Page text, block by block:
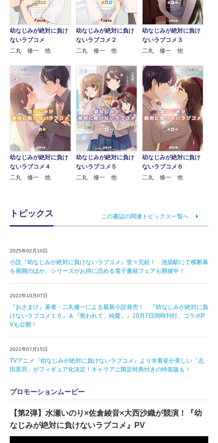
幼なじみが絶対に負け
ないラブコメ
二丸 修一 他
幼なじみが絶対に負け
ないラブコメ２
二丸 修一 他
幼なじみが絶対に負け
ないラブコメ３
二丸 修一 他
幼なじみが絶対に負け
ないラブコメ４
二丸 修一 他
幼なじみが絶対に負け
ないラブコメ５
二丸 修一 他
幼なじみが絶対に負け
ないラブコメ６
二丸 修一 他
トピックス この書誌の関連トピックス一覧へ
2025年02月10日
小説『幼なじみが絶対に負けないラブコメ』堂々完結！ 池袋駅にて横断幕
を展開のほか、シリーズがお得に読める電子書籍フェアも開催中！
2022年10月07日
『おさまけ』著者・二丸修一による最新小説発売！ 『幼なじみが絶対に負
けないラブコメ１０』＆『呪われて、純愛。』10月7日同時刊行、コラボP
Vも公開！
2021年07月15日
TVアニメ『幼なじみが絶対に負けないラブコメ』より水着姿が美しい「志
田黒羽」がフィギュア化決定！キャラアニ限定特典付きの特装版も！
プロモーションムービー
【第2弾】水瀬いのり×佐倉綾音×大西沙織が競演！『幼
なじみが絶対に負けないラブコメ』PV